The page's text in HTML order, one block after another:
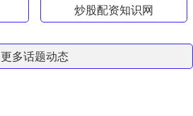
炒股配资知识网
更多话题动态